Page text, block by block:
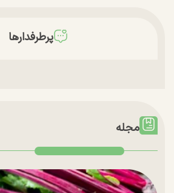
پرطرفدارها
مجله